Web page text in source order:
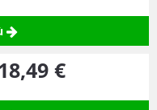
49 €